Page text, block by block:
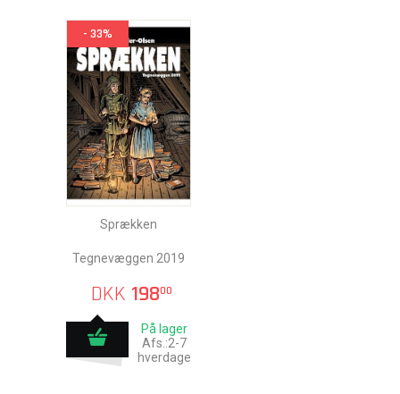
- 33%
Sprækken
Tegnevæggen 2019
DKK 19800
På lager
Afs.:2-7
hverdage